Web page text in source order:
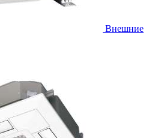
Внешние